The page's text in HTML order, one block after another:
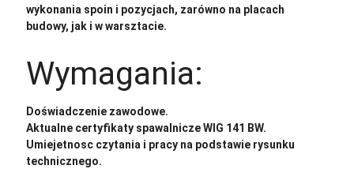
wykonania spoin i pozycjach, zarówno na placach
budowy, jak i w warsztacie.
Wymagania:
Doświadczenie zawodowe.
Aktualne certyfikaty spawalnicze WIG 141 BW.
Umiejetnosc czytania i pracy na podstawie rysunku
technicznego.